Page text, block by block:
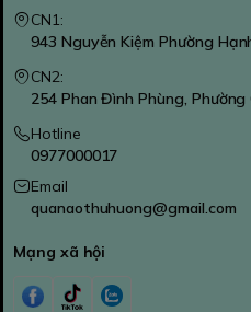
CN1:
943 Nguyễn Kiệm Phường
CN2:
254 Phan Đình Phùng, Phường
Hotline
0977000017
Email
quanaothuhuong@gmail.com
Mạng xã hội